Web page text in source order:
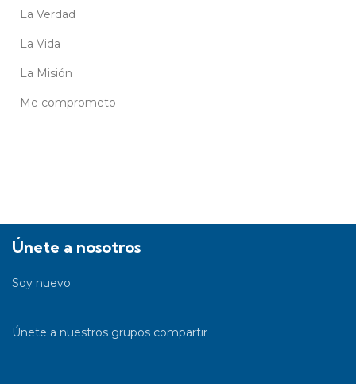
La Verdad
La Vida
La Misión
Me comprometo
Únete a nosotros
Soy nuevo
Únete a nuestros grupos compartir